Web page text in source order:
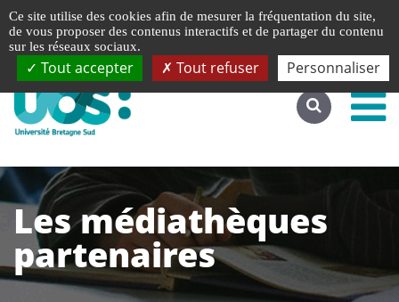
Accéder au site complet
Les médiathèques
partenaires
Ce site utilise des cookies afin de mesurer la fréquentation du site,
de vous proposer des contenus interactifs et de partager du contenu
sur les réseaux sociaux.
Tout accepter Tout refuser Personnaliser